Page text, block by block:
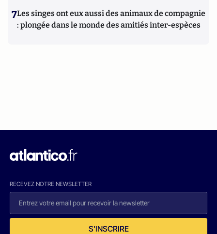
7Les singes ont eux aussi des animaux de compagnie
: plongée dans le monde des amitiés inter-espèces
RECEVEZ NOTRE NEWSLETTER
S'INSCRIRE